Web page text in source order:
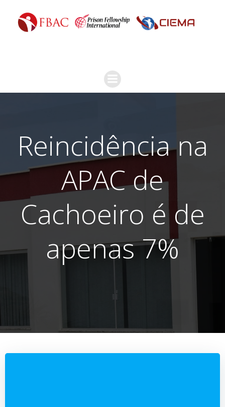
Reincidência na
APAC de
Cachoeiro é de
apenas 7%